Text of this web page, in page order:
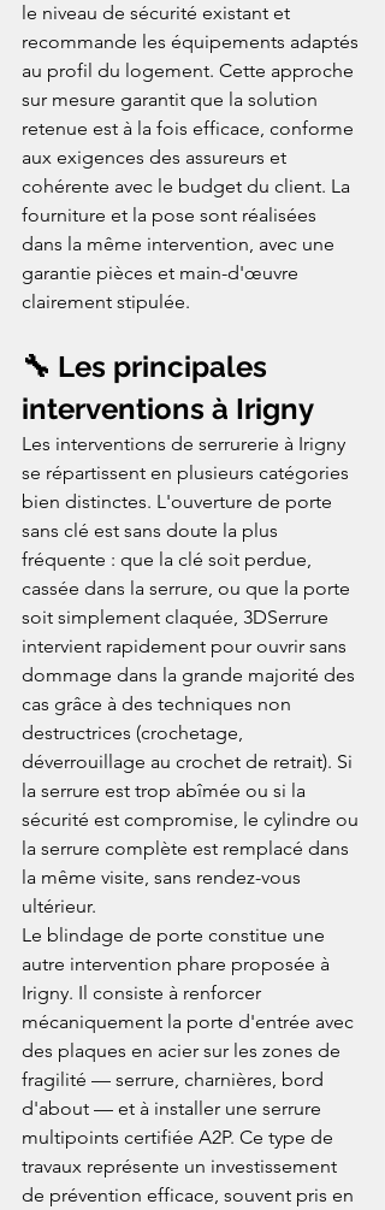
le niveau de sécurité existant et
recommande les équipements adaptés
au profil du logement. Cette approche
sur mesure garantit que la solution
retenue est à la fois efficace, conforme
aux exigences des assureurs et
cohérente avec le budget du client. La
fourniture et la pose sont réalisées
dans la même intervention, avec une
garantie pièces et main-d'œuvre
clairement stipulée.
🔧 Les principales
interventions à Irigny
Les interventions de serrurerie à Irigny
se répartissent en plusieurs catégories
bien distinctes. L'ouverture de porte
sans clé est sans doute la plus
fréquente : que la clé soit perdue,
cassée dans la serrure, ou que la porte
soit simplement claquée, 3DSerrure
intervient rapidement pour ouvrir sans
dommage dans la grande majorité des
cas grâce à des techniques non
destructrices (crochetage,
déverrouillage au crochet de retrait). Si
la serrure est trop abîmée ou si la
sécurité est compromise, le cylindre ou
la serrure complète est remplacé dans
la même visite, sans rendez-vous
ultérieur.
Le blindage de porte constitue une
autre intervention phare proposée à
Irigny. Il consiste à renforcer
mécaniquement la porte d'entrée avec
des plaques en acier sur les zones de
fragilité — serrure, charnières, bord
d'about — et à installer une serrure
multipoints certifiée A2P. Ce type de
travaux représente un investissement
de prévention efficace, souvent pris en